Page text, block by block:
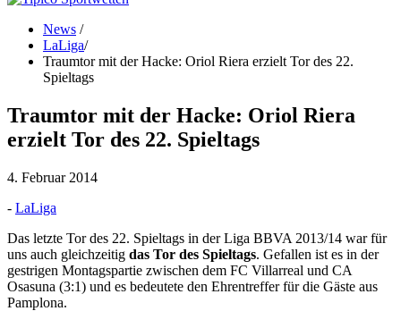
News /
LaLiga/
Traumtor mit der Hacke: Oriol Riera erzielt Tor des 22.
Spieltags
Traumtor mit der Hacke: Oriol Riera
erzielt Tor des 22. Spieltags
4. Februar 2014
- LaLiga
Das letzte Tor des 22. Spieltags in der Liga BBVA 2013/14 war für
uns auch gleichzeitig das Tor des Spieltags. Gefallen ist es in der
gestrigen Montagspartie zwischen dem FC Villarreal und CA
Osasuna (3:1) und es bedeutete den Ehrentreffer für die Gäste aus
Pamplona.